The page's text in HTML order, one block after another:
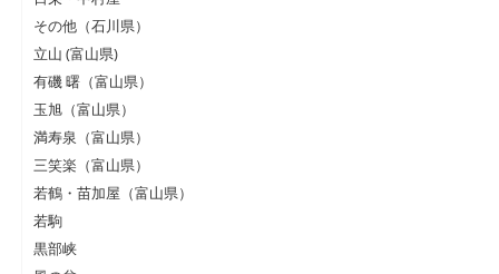
その他（石川県）
立山 (富山県)
有磯 曙（富山県）
玉旭（富山県）
満寿泉（富山県）
三笑楽（富山県）
若鶴・苗加屋（富山県）
若駒
黒部峡